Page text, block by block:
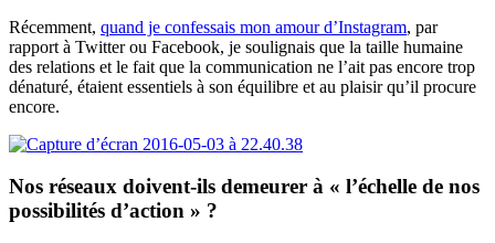
Récemment, quand je confessais mon amour d’Instagram, par
rapport à Twitter ou Facebook, je soulignais que la taille humaine
des relations et le fait que la communication ne l’ait pas encore trop
dénaturé, étaient essentiels à son équilibre et au plaisir qu’il procure
encore.
Nos réseaux doivent-ils demeurer à « l’échelle de nos
possibilités d’action » ?